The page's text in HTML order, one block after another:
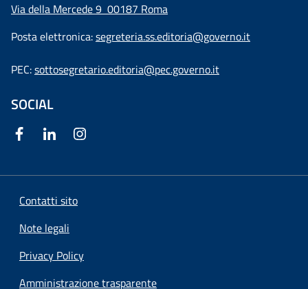
Via della Mercede 9 00187 Roma
Posta elettronica:segreteria.ss.editoria@governo.it
PEC:sottosegretario.editoria@pec.governo.it
SOCIAL
Contatti sito
Note legali
Privacy Policy
Amministrazione trasparente